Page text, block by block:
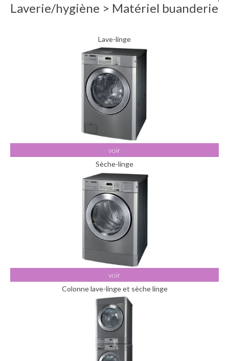
Laverie/hygiène > Matériel buanderie
Lave-linge
voir
Sèche-linge
voir
Colonne lave-linge et sèche linge